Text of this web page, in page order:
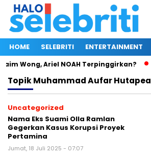
HOME SELEBRITI ENTERTAINMENT
Wong, Ariel NOAH Terpinggirkan?
TopikMuhammad Aufar Hutapea
Uncategorized
Nama Eks Suami Olla Ramlan
Gegerkan Kasus Korupsi Proyek
Pertamina
Jumat, 18 Juli 2025 - 07:07